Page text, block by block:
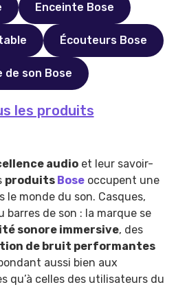
Enceinte Bose
Écouteurs Bose
de son Bose
les produits
audio et leur savoir-
produits Bose occupent une
le monde du son. Casques,
de son : la marque se
sonore immersive, des
de bruit performantes
aussi bien aux
qu’à celles des utilisateurs du